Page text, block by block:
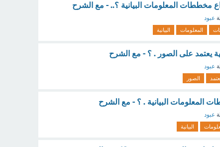
مخططات المعلومات البيانية ؟.. - مع الشرح
عبود
المعلومات البيانية
يعتمد على الصور . ؟ - مع الشرح
عبود
الصور
المعلومات البيانية . ؟ - مع الشرح
عبود
البيانية